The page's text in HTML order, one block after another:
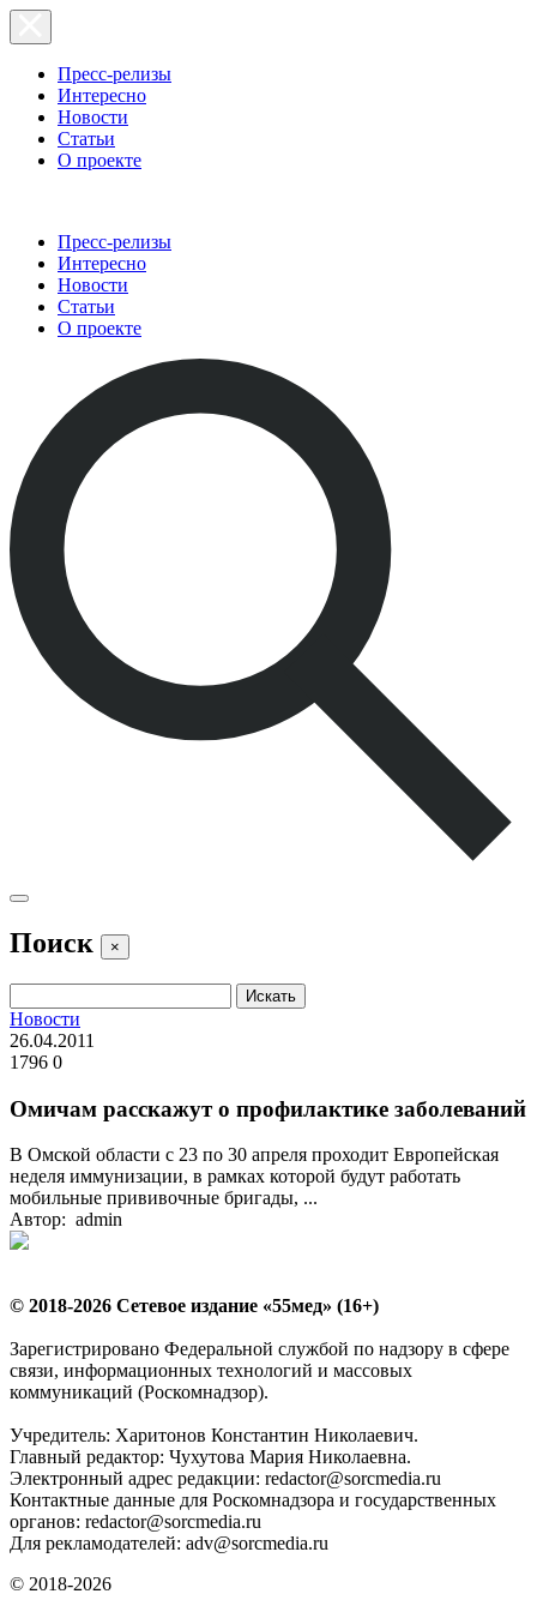
Пресс-релизы
Интересно
Новости
Статьи
О проекте
Пресс-релизы
Интересно
Новости
Статьи
О проекте
Поиск ×
Новости
26.04.2011
1796 0
Омичам расскажут о профилактике заболеваний
В Омской области с 23 по 30 апреля проходит Европейская
неделя иммунизации, в рамках которой будут работать
мобильные прививочные бригады, ...
Автор: admin
© 2018-2026 Сетевое издание «55мед» (16+)
Зарегистрировано Федеральной службой по надзору в сфере
связи, информационных технологий и массовых
коммуникаций (Роскомнадзор).
Учредитель: Харитонов Константин Николаевич.
Главный редактор: Чухутова Мария Николаевна.
Электронный адрес редакции: redactor@sorcmedia.ru
Контактные данные для Роскомнадзора и государственных
органов: redactor@sorcmedia.ru
Для рекламодателей: adv@sorcmedia.ru
© 2018-2026